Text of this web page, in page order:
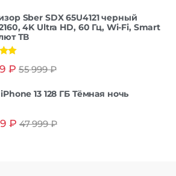
Sber SDX 65U4121 черный
4K Ultra HD, 60 Гц, Wi-Fi, Smart
ТВ
₽ 55 999₽
13 128 ГБ Тёмная ночь
₽ 47 999₽